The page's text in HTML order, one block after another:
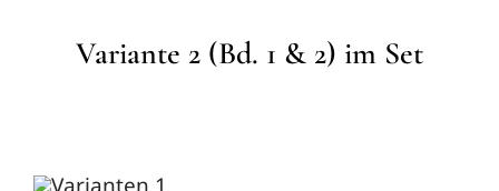
Variante 2 (Bd. 1 & 2) im Set